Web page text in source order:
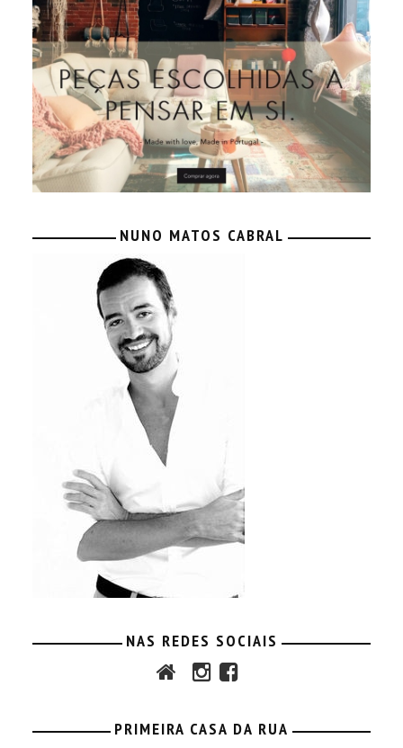
NUNO MATOS CABRAL
NAS REDES SOCIAIS
PRIMEIRA CASA DA RUA